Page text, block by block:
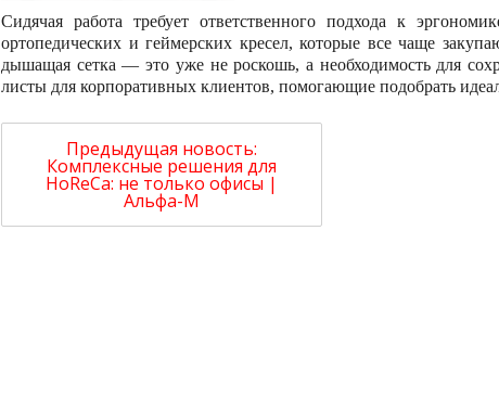
Сидячая работа требует ответственного подхода к
ортопедических и геймерских кресел, которые все чаще
дышащая сетка — это уже не роскошь, а необходимость для
листы для корпоративных клиентов, помогающие подобрать
Предыдущая новость:
Комплексные решения для
HoReCa: не только офисы |
Альфа-М